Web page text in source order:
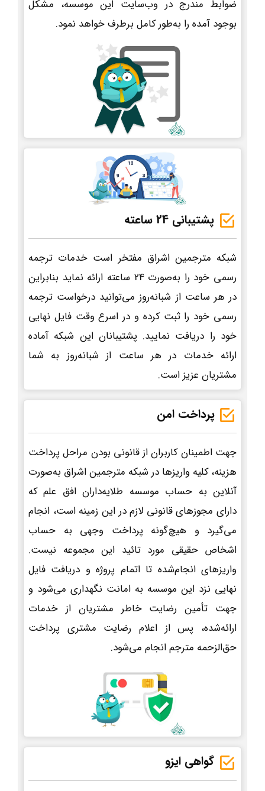
ضوابط مندرج در وب‌سایت این موسسه، مشکل
بوجود آمده را به‌طور کامل برطرف خواهد نمود.
پشتیبانی 24 ساعته
شبکه مترجمین اشراق مفتخر است خدمات ترجمه
رسمی خود را به‌صورت 24 ساعته ارائه نماید بنابراین
در هر ساعت از شبانه‌روز می‌توانید درخواست ترجمه
رسمی خود را ثبت کرده و در اسرع وقت فایل نهایی
خود را دریافت نمایید. پشتیبانان این شبکه آماده
ارائه خدمات در هر ساعت از شبانه‌روز به شما
مشتریان عزیز است.
پرداخت امن
جهت اطمینان کاربران از قانونی بودن مراحل پرداخت
هزینه، کلیه واریزها در شبکه مترجمین اشراق به‌صورت
آنلاین به حساب موسسه طلایه‌داران افق علم که
دارای مجوزهای قانونی لازم در این زمینه است، انجام
می‌گیرد و هیچ‌گونه پرداخت وجهی به حساب
اشخاص حقیقی مورد تائید این مجموعه نیست.
واریزهای انجام‌شده تا اتمام پروژه و دریافت فایل
نهایی نزد این موسسه به امانت نگهداری می‌شود و
جهت تأمین رضایت خاطر مشتریان از خدمات
ارائه‌شده، پس از اعلام رضایت مشتری پرداخت
حق‌الزحمه مترجم انجام می‌شود.
گواهی ایزو